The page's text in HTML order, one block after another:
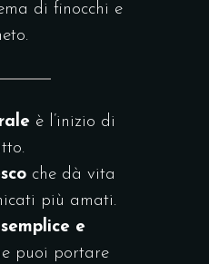
di finocchi e
è l’inizio di
che dà vita
più amati.
e
puoi portare